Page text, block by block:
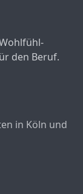
den Beruf.
in Köln und